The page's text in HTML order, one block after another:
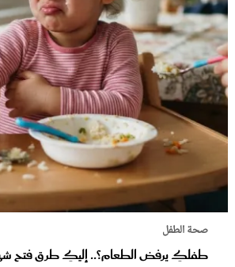
صحة الطفل
طفلكِ يرفض الطعام؟.. إليكِ طرق فتح